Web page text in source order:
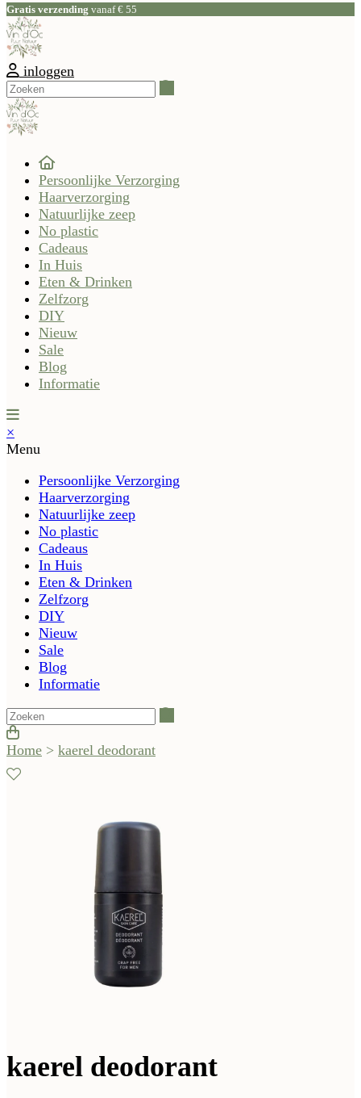
Gratis verzending vanaf € 55
inloggen
Persoonlijke Verzorging
Haarverzorging
Natuurlijke zeep
No plastic
Cadeaus
In Huis
Eten & Drinken
Zelfzorg
DIY
Nieuw
Sale
Blog
Informatie
×
Menu
Persoonlijke Verzorging
Haarverzorging
Natuurlijke zeep
No plastic
Cadeaus
In Huis
Eten & Drinken
Zelfzorg
DIY
Nieuw
Sale
Blog
Informatie
Home > kaerel deodorant
kaerel deodorant